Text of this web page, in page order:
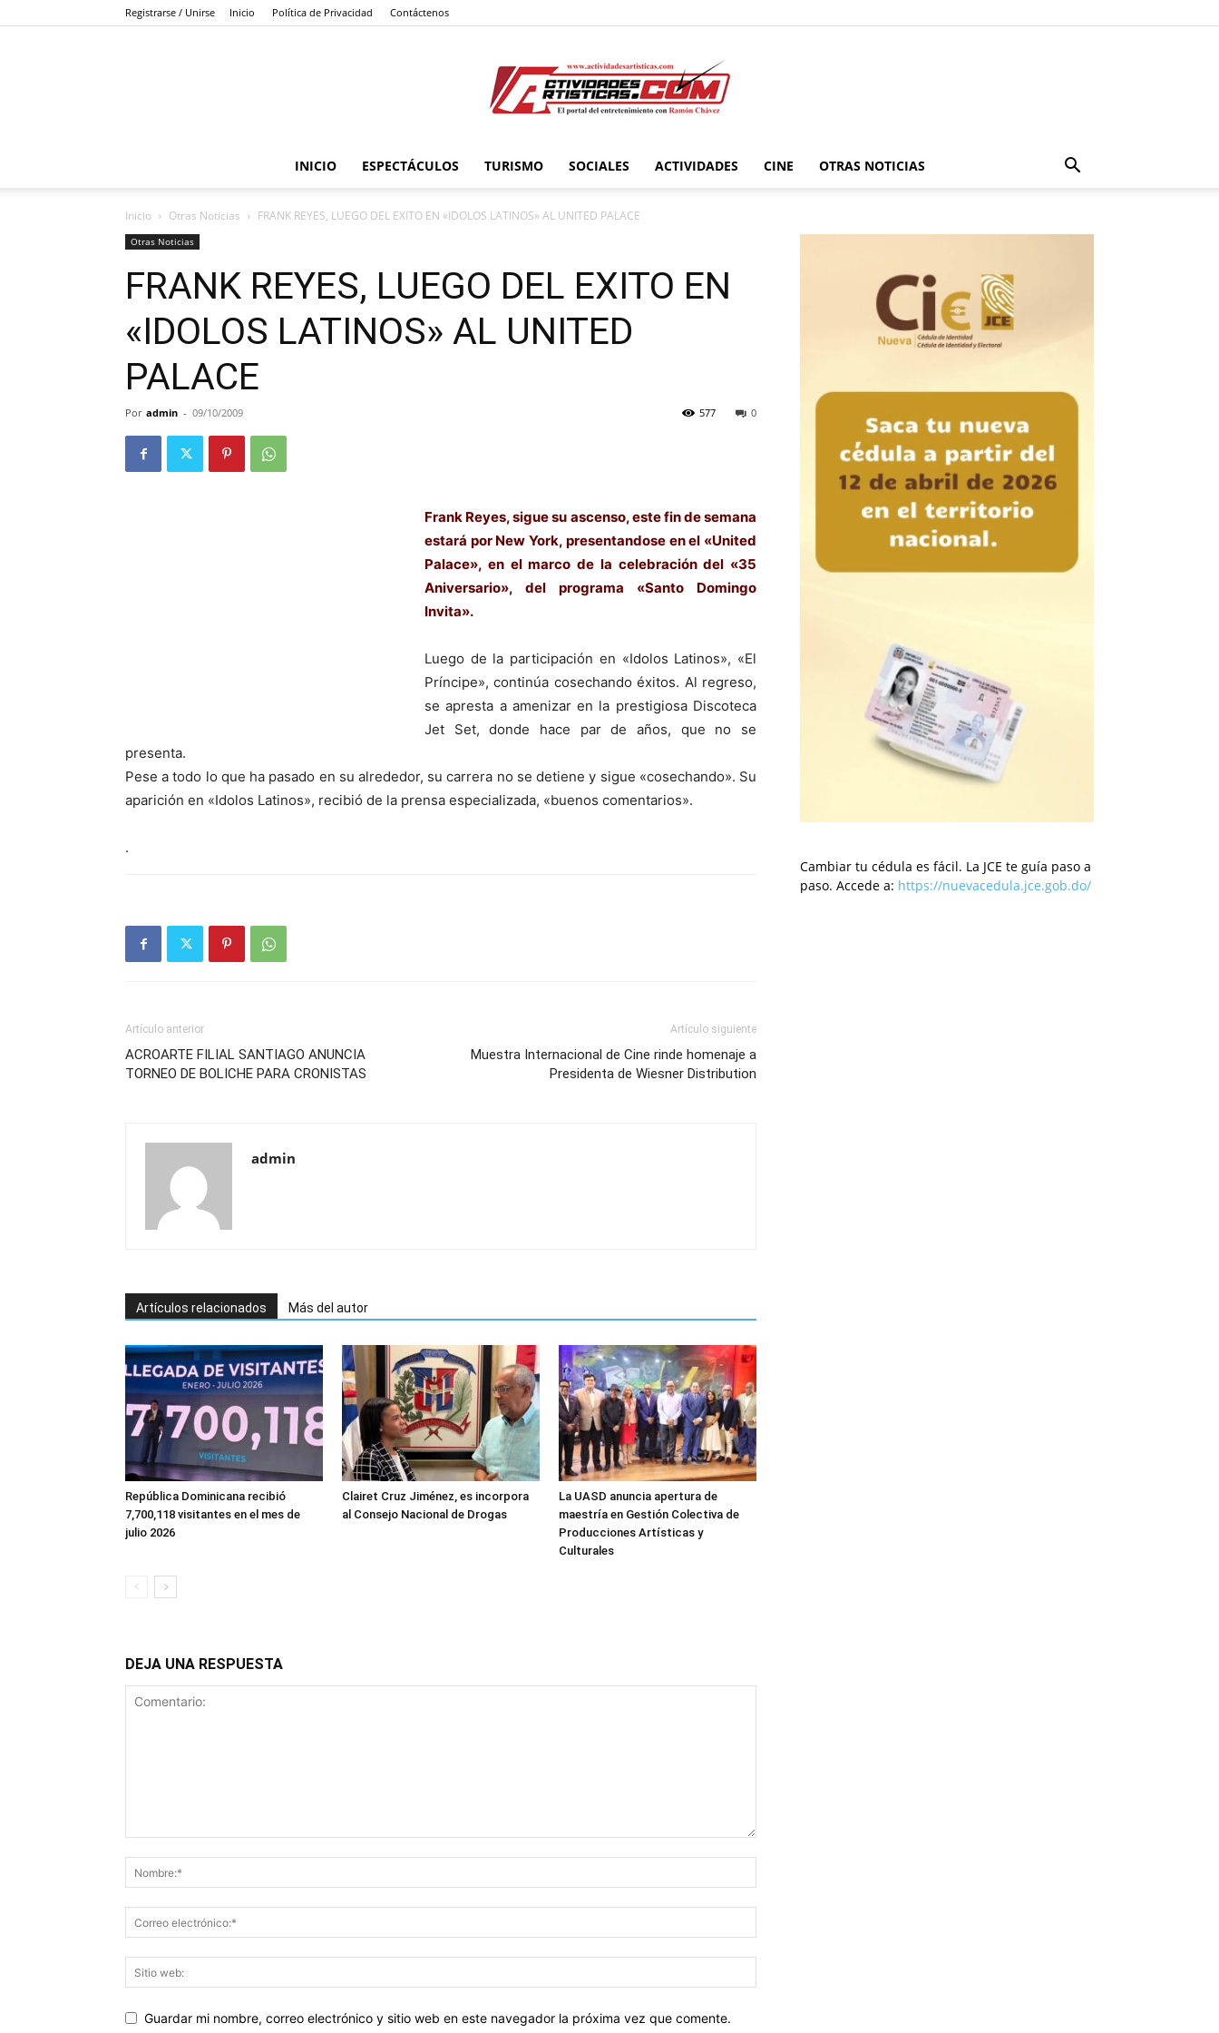
Registrarse / Unirse Inicio Política de Privacidad Contáctenos
Actividadesartisticas.com
INICIO ESPECTÁCULOS TURISMO SOCIALES ACTIVIDADES CINE OTRAS NOTICIAS
Inicio Otras Noticias FRANK REYES, LUEGO DEL EXITO EN «IDOLOS LATINOS» AL UNITED PALACE
Otras Noticias
FRANK REYES, LUEGO DEL EXITO EN
«IDOLOS LATINOS» AL UNITED
PALACE
Por admin - 09/10/2009 0
577
Frank Reyes, sigue su ascenso, este fin de semana
estará por New York, presentandose en el «United
Palace», en el marco de la celebración del «35
Aniversario», del programa «Santo Domingo
Invita».
Luego de la participación en «Idolos Latinos», «El
Príncipe», continúa cosechando éxitos. Al regreso,
se apresta a amenizar en la prestigiosa Discoteca
Jet Set, donde hace par de años, que no se
presenta.
Pese a todo lo que ha pasado en su alrededor, su carrera no se detiene y sigue «cosechando». Su
aparición en «Idolos Latinos», recibió de la prensa especializada, «buenos comentarios».
.
Artículo anterior
ACROARTE FILIAL SANTIAGO ANUNCIA
TORNEO DE BOLICHE PARA CRONISTAS
Artículo siguiente
Muestra Internacional de Cine rinde homenaje a
Presidenta de Wiesner Distribution
admin
Artículos relacionados Más del autor
República Dominicana recibió
7,700,118 visitantes en el mes de
julio 2026
Clairet Cruz Jiménez, es incorpora
al Consejo Nacional de Drogas
La UASD anuncia apertura de
maestría en Gestión Colectiva de
Producciones Artísticas y
Culturales
DEJA UNA RESPUESTA
Guardar mi nombre, correo electrónico y sitio web en este navegador la próxima vez que comente.
Cambiar tu cédula es fácil. La JCE te guía paso a
paso. Accede a: https://nuevacedula.jce.gob.do/